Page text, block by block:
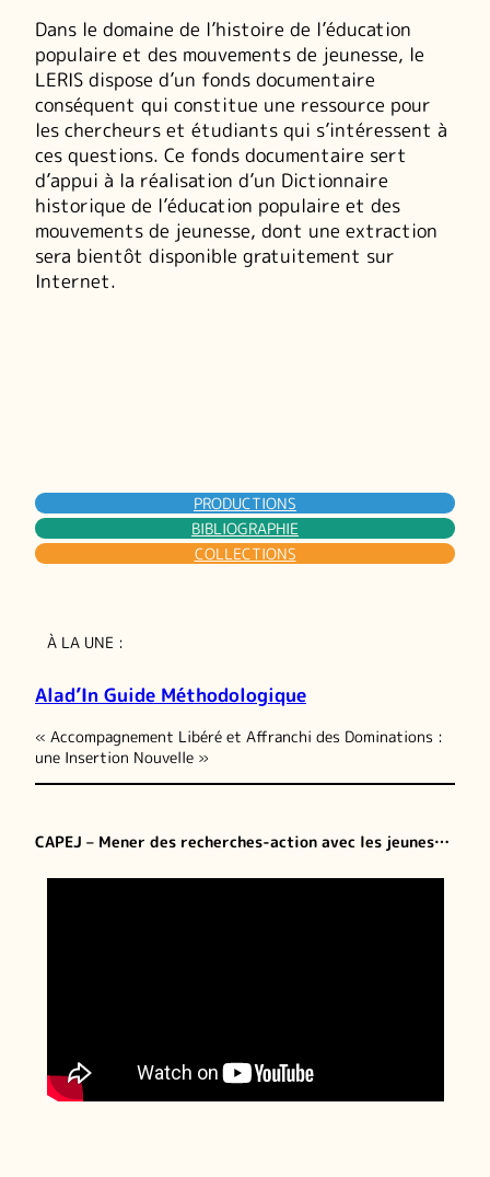
Dans le domaine de l’histoire de l’éducation
populaire et des mouvements de jeunesse, le
LERIS dispose d’un fonds documentaire
conséquent qui constitue une ressource pour
les chercheurs et étudiants qui s’intéressent à
ces questions. Ce fonds documentaire sert
d’appui à la réalisation d’un Dictionnaire
historique de l’éducation populaire et des
mouvements de jeunesse, dont une extraction
sera bientôt disponible gratuitement sur
Internet.
PRODUCTIONS
BIBLIOGRAPHIE
COLLECTIONS
À LA UNE :
Alad’In Guide Méthodologique
« Accompagnement Libéré et Affranchi des Dominations :
une Insertion Nouvelle »
CAPEJ – Mener des recherches-action avec les jeunes…